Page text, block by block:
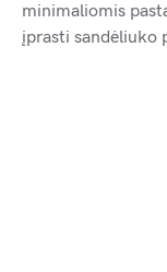
minimaliomis
įprasti sandėliuko